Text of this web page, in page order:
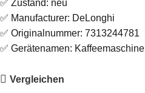
✅ Zustand: neu
✅ Manufacturer: DeLonghi
✅ Originalnummer: 7313244781
✅ Gerätenamen: Kaffeemaschine
Vergleichen